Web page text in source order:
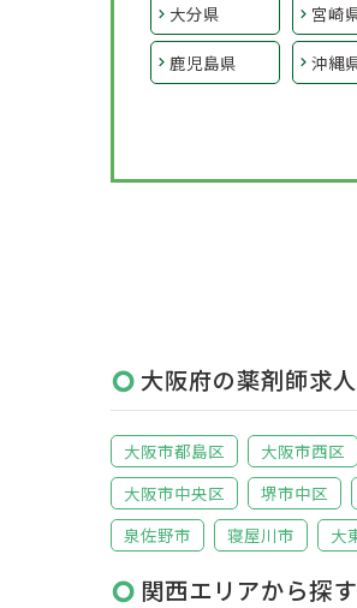
大分県 宮崎
鹿児島県 沖縄
大阪府の薬剤師求
大阪市都島区 大阪市西区
大阪市中央区
堺市中区
泉佐野市
寝屋川市 大
関西エリアから探す